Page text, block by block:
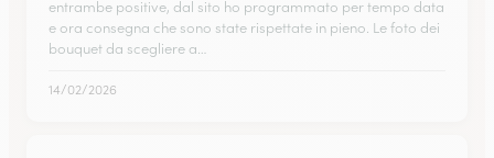
entrambe positive, dal sito ho programmato per tempo data
e ora consegna che sono state rispettate in pieno. Le foto dei
bouquet da scegliere a…
14/02/2026